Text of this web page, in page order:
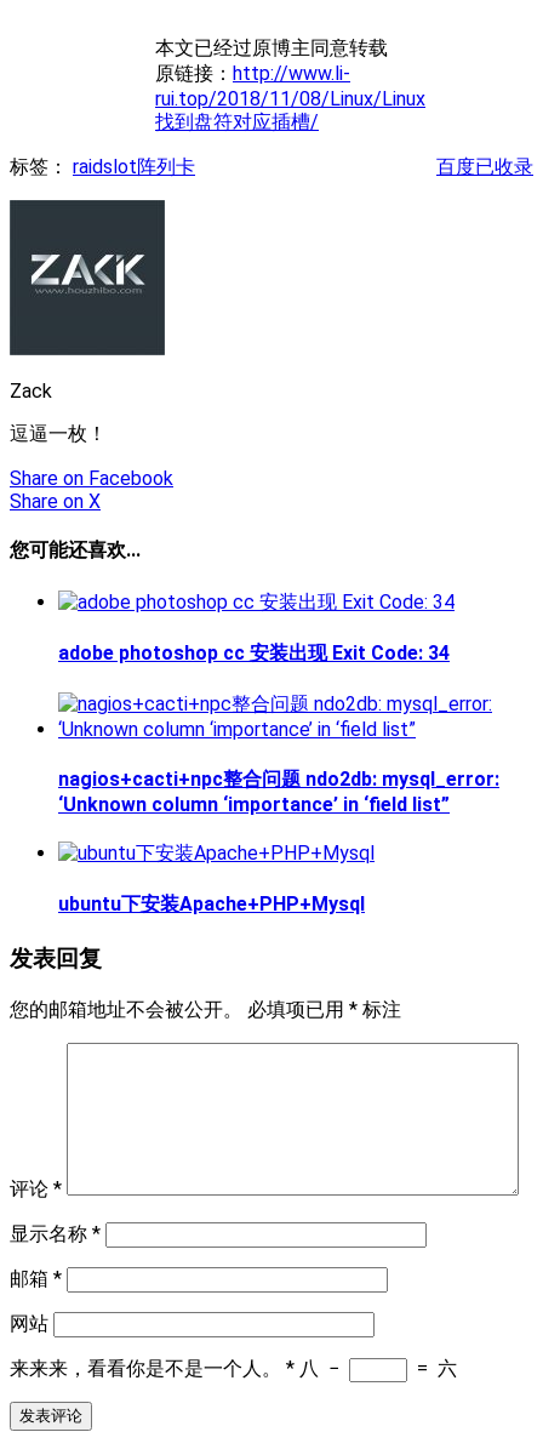
本文已经过原博主同意转载
原链接： http://www.li-
rui.top/2018/11/08/Linux/Linux
找到盘符对应插槽/
百度已收录
标签： raidslot阵列卡
Zack
逗逼一枚！
Share on Facebook
Share on X
您可能还喜欢...
adobe photoshop cc 安装出现 Exit Code: 34
nagios+cacti+npc整合问题 ndo2db: mysql_error:
‘Unknown column ‘importance’ in ‘field list”
ubuntu下安装Apache+PHP+Mysql
发表回复
您的邮箱地址不会被公开。 必填项已用 * 标注
评论 *
显示名称 *
邮箱 *
网站
来来来，看看你是不是一个人。
* 八 − = 六